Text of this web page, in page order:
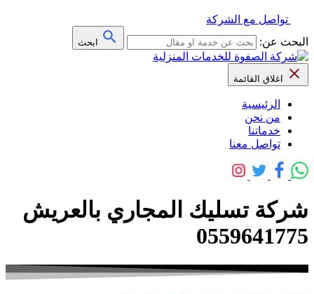
تواصل مع الشركة
البحث عن:
ابحث
اغلاق القائمة
الرئيسية
من نحن
خدماتنا
تواصل معنا
شركة تسليك المجاري بالعريش
0559641775